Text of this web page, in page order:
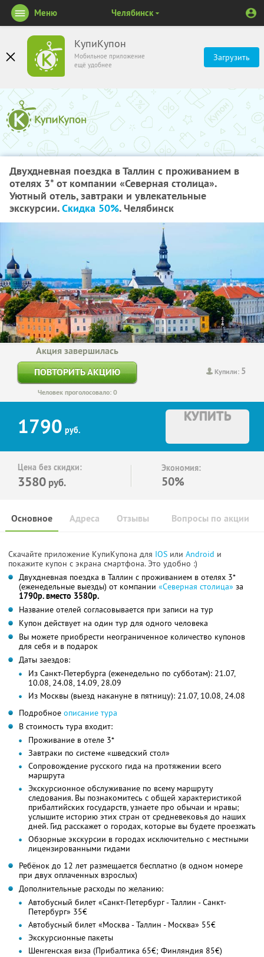
КупиКупон
Мобильное приложение
ещё удобнее
Загрузить
Меню Челябинск
Двухдневная поездка в Таллин с проживанием в
отелях 3* от компании «Северная столица».
Уютный отель, завтраки и увлекательные
экскурсии.Скидка 50%. Челябинск
Купили: 5
Акция завершилась
ПОВТОРИТЬ АКЦИЮ
Человек проголосовало: 0
1790 руб.
КУПИТЬ
Цена без скидки:
3580 руб.
Экономия:
50%
Основное Отзывы Вопросы по акции
Адреса
Скачайте приложение КупиКупона для IOS или Android и
покажите купон с экрана смартфона. Это удобно :)
Двухдневная поездка в Таллин с проживанием в отелях 3*
(еженедельные выезды) от компании «Северная столица» за
1790р. вместо 3580р.
Название отелей согласовывается при записи на тур
Купон действует на один тур для одного человека
Вы можете приобрести неограниченное количество купонов
для себя и в подарок
Даты заездов:
Из Санкт-Петербурга (еженедельно по субботам): 21.07,
10.08, 24.08, 14.09, 28.09
Из Москвы (выезд накануне в пятницу): 21.07, 10.08, 24.08
Подробное описание тура
В стоимость тура входит:
Проживание в отеле 3*
Завтраки по системе «шведский стол»
Сопровождение русского гида на протяжении всего
маршрута
Экскурсионное обслуживание по всему маршруту
следования. Вы познакомитесь с общей характеристикой
прибалтийских государств, узнаете про обычаи и нравы;
услышите историю этих стран от средневековья до наших
дней. Гид расскажет о городах, которые вы будете проезжать
Обзорные экскурсии в городах исключительно с местными
лицензированными гидами
Ребёнок до 12 лет размещается бесплатно (в одном номере
при двух оплаченных взрослых)
Дополнительные расходы по желанию:
Автобусный билет «Санкт-Петербург - Таллин - Санкт-
Петербург» 35€
Автобусный билет «Москва - Таллин - Москва» 55€
Экскурсионные пакеты
Шенгенская виза (Прибалтика 65€; Финляндия 85€)